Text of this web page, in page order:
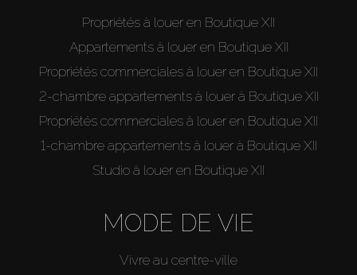
Propriétés à louer en Boutique XII
Appartements à louer en Boutique XII
Propriétés commerciales à louer en Boutique XII
2-chambre appartements à louer à Boutique XII
Propriétés commerciales à louer en Boutique XII
1-chambre appartements à louer à Boutique XII
Studio à louer en Boutique XII
MODE DE VIE
Vivre au centre-ville